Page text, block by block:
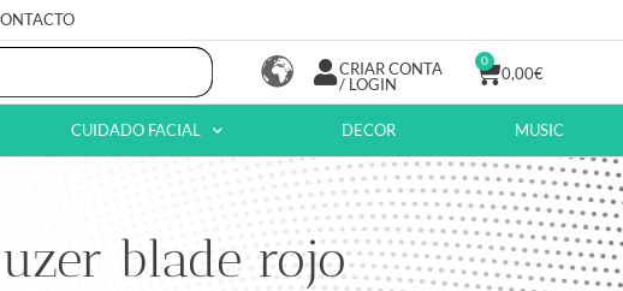
CRIAR CONTA
/ LOGIN
0,00€
0
CUIDADO FACIAL DECOR MUSIC
blade rojo